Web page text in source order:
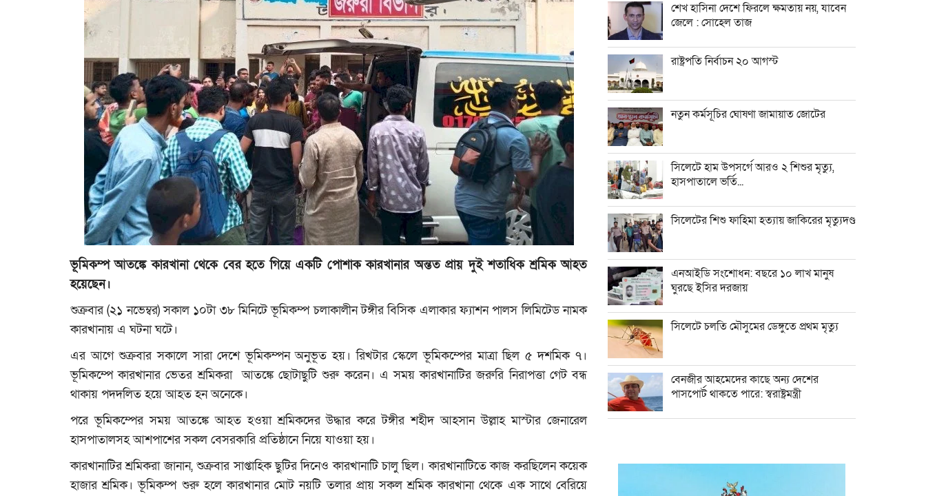
ভূমিকম্প আতঙ্কে কারখানা থেকে বের হতে গিয়ে একটি পোশাক কারখানার অন্তত প্রায় দুই শতাধিক শ্রমিক আহত
হয়েছেন।
শুক্রবার (২১ নভেম্বর) সকাল ১০টা ৩৮ মিনিটে ভূমিকম্প চলাকালীন টঙ্গীর বিসিক এলাকার ফ্যাশন পালস লিমিটেড নামক
কারখানায় এ ঘটনা ঘটে।
এর আগে শুক্রবার সকালে সারা দেশে ভূমিকম্পন অনুভূত হয়। রিখটার স্কেলে ভূমিকম্পের মাত্রা ছিল ৫ দশমিক ৭।
ভূমিকম্পে কারখানার ভেতর শ্রমিকরা আতঙ্কে ছোটাছুটি শুরু করেন। এ সময় কারখানাটির জরুরি নিরাপত্তা গেট বন্ধ
থাকায় পদদলিত হয়ে আহত হন অনেকে।
‎পরে ভূমিকম্পের সময় আতঙ্কে আহত হওয়া শ্রমিকদের উদ্ধার করে টঙ্গীর শহীদ আহসান উল্লাহ মাস্টার জেনারেল
হাসপাতালসহ আশপাশের সকল বেসরকারি প্রতিষ্ঠানে নিয়ে যাওয়া হয়।
কারখানাটির শ্রমিকরা জানান, শুক্রবার সাপ্তাহিক ছুটির দিনেও কারখানাটি চালু ছিল। কারখানাটিতে কাজ করছিলেন কয়েক
হাজার শ্রমিক। ভূমিকম্প শুরু হলে কারখানার মোট নয়টি তলার প্রায় সকল শ্রমিক কারখানা থেকে এক সাথে বেরিয়ে
শেখ হাসিনা দেশে ফিরলে ক্ষমতায় নয়, যাবেন
জেলে : সোহেল তাজ
রাষ্ট্রপতি নির্বাচন ২০ আগস্ট
নতুন কর্মসূচির ঘোষণা জামায়াত জোটের
সিলেটে হাম উপসর্গে আরও ২ শিশুর মৃত্যু,
হাসপাতালে ভর্তি...
সিলেটের শিশু ফাহিমা হত্যায় জাকিরের মৃত্যুদণ্ড
এনআইডি সংশোধন: বছরে ১০ লাখ মানুষ
ঘুরছে ইসির দরজায়
সিলেটে চলতি মৌসুমের ডেঙ্গুতে প্রথম মৃত্যু
বেনজীর আহমেদের কাছে অন্য দেশের
পাসপোর্ট থাকতে পারে: স্বরাষ্ট্রমন্ত্রী